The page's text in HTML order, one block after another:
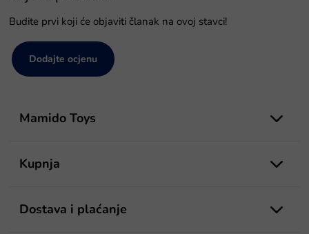
Budite prvi koji će objaviti članak na ovoj stavci!
Dodajte ocjenu
Mamido Toys
Kupnja
Dostava i plaćanje